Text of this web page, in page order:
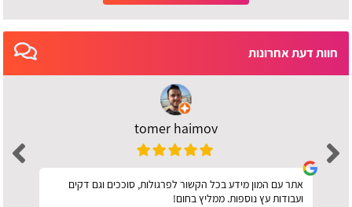
חוות דעת אחרונות
tomer haimov
אתר עם המון מידע בכל הקשור לפרגולות, סוככים וגם דקים
ועבודות עץ נוספות. ממליץ בחום!